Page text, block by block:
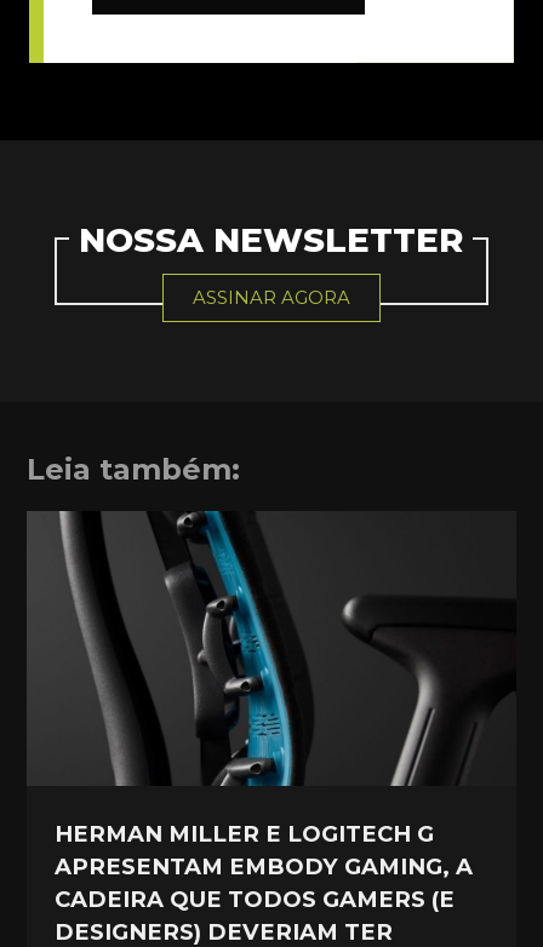
NOSSA NEWSLETTER
ASSINAR AGORA
Leia também:
HERMAN MILLER E LOGITECH G
APRESENTAM EMBODY GAMING, A
CADEIRA QUE TODOS GAMERS (E
DESIGNERS) DEVERIAM TER